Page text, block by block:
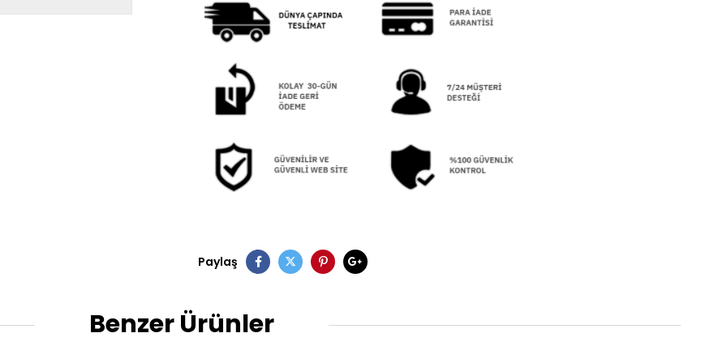
Paylaş
Benzer Ürünler